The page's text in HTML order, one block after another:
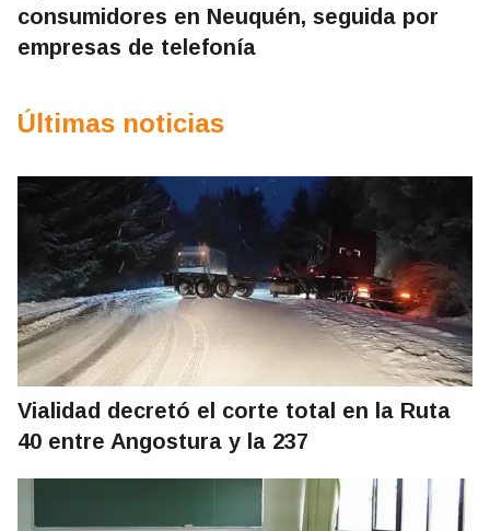
consumidores en Neuquén, seguida por
empresas de telefonía
Últimas noticias
Vialidad decretó el corte total en la Ruta
40 entre Angostura y la 237